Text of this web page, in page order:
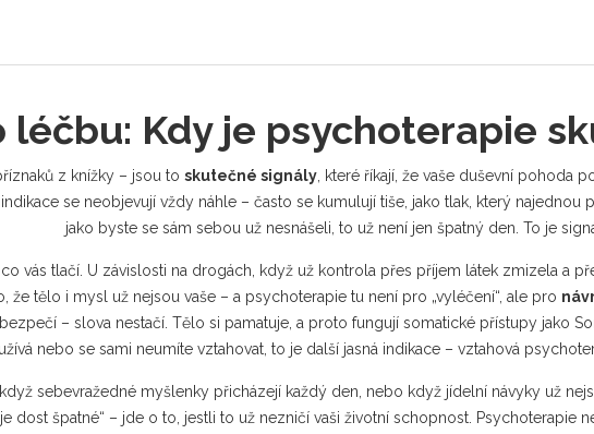
léčbu: Kdy je psychoterapie
z knížky – jsou to skutečné signály které říkají, že vaše duševní pohoda
indikace se neobjevují vždy náhle – často se kumulují tiše, jako tlak, který najednou
jako byste se sám sebou už nesnášeli, to už není jen špatný den. To je
vás tlačí. U závislosti na drogách když už kontrola přes příjem látek zmizela a
že tělo i mysl už nejsou vaše – a psychoterapie tu není pro „vyléčení“, ale pro
– slova nestačí. Tělo si pamatuje, a proto fungují somatické přístupy jako
nebo se sami neumíte vztahovat, to je další jasná indikace – vztahová
sebevražedné myšlenky přicházejí každý den, nebo když jídelní návyky už
dost špatné“ – jde o to, jestli to už nezničí vaši životní schopnost. Psychoterapie